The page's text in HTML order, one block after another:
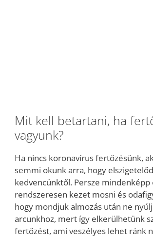
Mit kell betartani, ha
vagyunk?
Ha nincs koronavírus fertőzésünk,
semmi okunk arra, hogy
kedvencünktől. Persze
rendszeresen kezet mosni és
hogy mondjuk almozás után ne
arcunkhoz, mert így elkerülhetünk
fertőzést, ami veszélyes lehet ránk